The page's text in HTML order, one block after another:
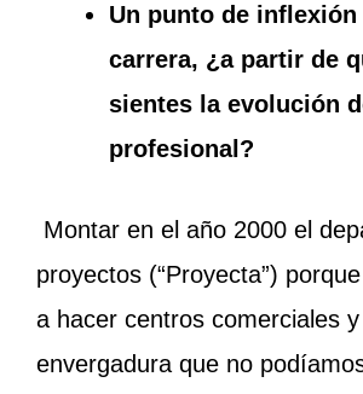
Un punto de inflexión
carrera, ¿a partir de
sientes la evolución
profesional?
Montar en el año 2000 el
proyectos (“Proyecta”)
a hacer centros comerciales
envergadura que no